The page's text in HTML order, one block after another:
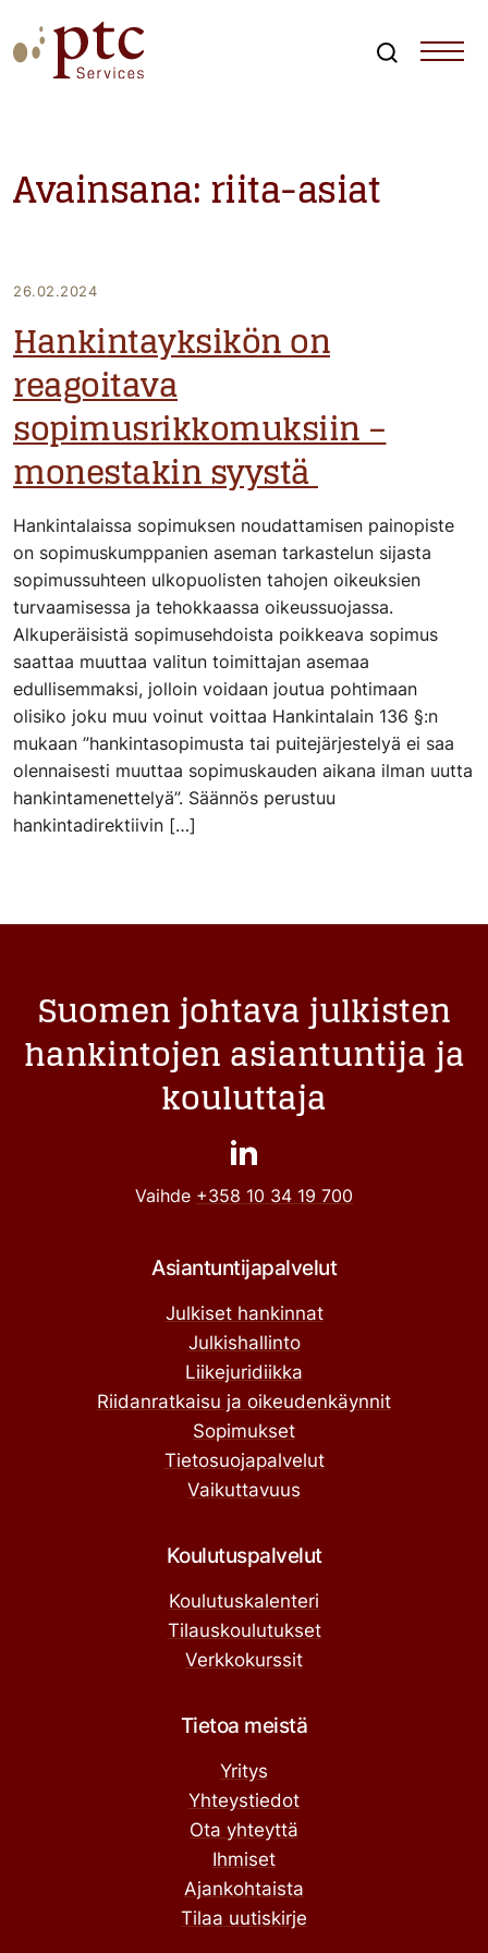
to
content
Avainsana: riita-asiat
26.02.2024
Hankintayksikön on
reagoitava
sopimusrikkomuksiin –
monestakin syystä
Hankintalaissa sopimuksen noudattamisen painopiste
on sopimuskumppanien aseman tarkastelun sijasta
sopimussuhteen ulkopuolisten tahojen oikeuksien
turvaamisessa ja tehokkaassa oikeussuojassa.
Alkuperäisistä sopimusehdoista poikkeava sopimus
saattaa muuttaa valitun toimittajan asemaa
edullisemmaksi, jolloin voidaan joutua pohtimaan
olisiko joku muu voinut voittaa Hankintalain 136 §:n
mukaan ”hankintasopimusta tai puitejärjestelyä ei saa
olennaisesti muuttaa sopimuskauden aikana ilman uutta
hankintamenettelyä”. Säännös perustuu
hankintadirektiivin […]
Suomen johtava julkisten
hankintojen asiantuntija ja
kouluttaja
Vaihde +358 10 34 19 700
Asiantuntijapalvelut
Julkiset hankinnat
Julkishallinto
Liikejuridiikka
Riidanratkaisu ja oikeudenkäynnit
Sopimukset
Tietosuojapalvelut
Vaikuttavuus
Koulutuspalvelut
Koulutuskalenteri
Tilauskoulutukset
Verkkokurssit
Tietoa meistä
Yritys
Yhteystiedot
Ota yhteyttä
Ihmiset
Ajankohtaista
Tilaa uutiskirje